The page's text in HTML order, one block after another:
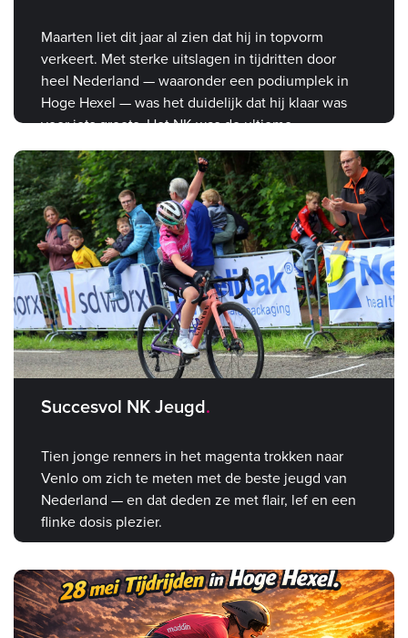
Maarten liet dit jaar al zien dat hij in topvorm
verkeert. Met sterke uitslagen in tijdritten door
heel Nederland — waaronder een podiumplek in
Hoge Hexel — was het duidelijk dat hij klaar was
voor iets groots. Het NK was de ultieme
bevestiging.
Succesvol NK Jeugd
Tien jonge renners in het magenta trokken naar
Venlo om zich te meten met de beste jeugd van
Nederland — en dat deden ze met flair, lef en een
flinke dosis plezier.